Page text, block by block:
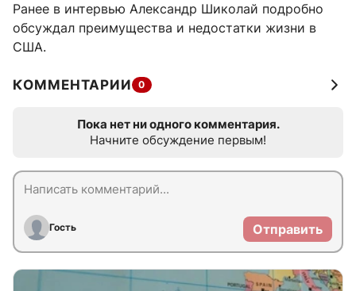
Ранее в интервью Александр Шиколай подробно
обсуждал преимущества и недостатки жизни в
США.
КОММЕНТАРИИ 0
Пока нет ни одного комментария.
Начните обсуждение первым!
Гость Отправить